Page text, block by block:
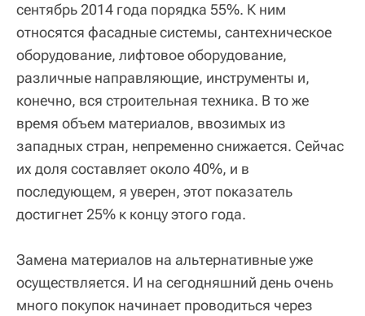
сентябрь 2014 года порядка 55%. К ним
относятся фасадные системы, сантехническое
оборудование, лифтовое оборудование,
различные направляющие, инструменты и,
конечно, вся строительная техника. В то же
время объем материалов, ввозимых из
западных стран, непременно снижается. Сейчас
их доля составляет около 40%, и в
последующем, я уверен, этот показатель
достигнет 25% к концу этого года.
Замена материалов на альтернативные уже
осуществляется. И на сегодняшний день очень
много покупок начинает проводиться через